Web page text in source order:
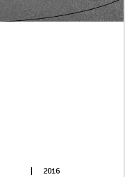
2016